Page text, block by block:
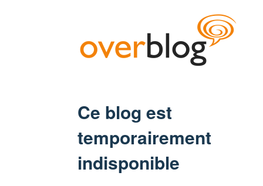
Ce blog est
temporairement
indisponible